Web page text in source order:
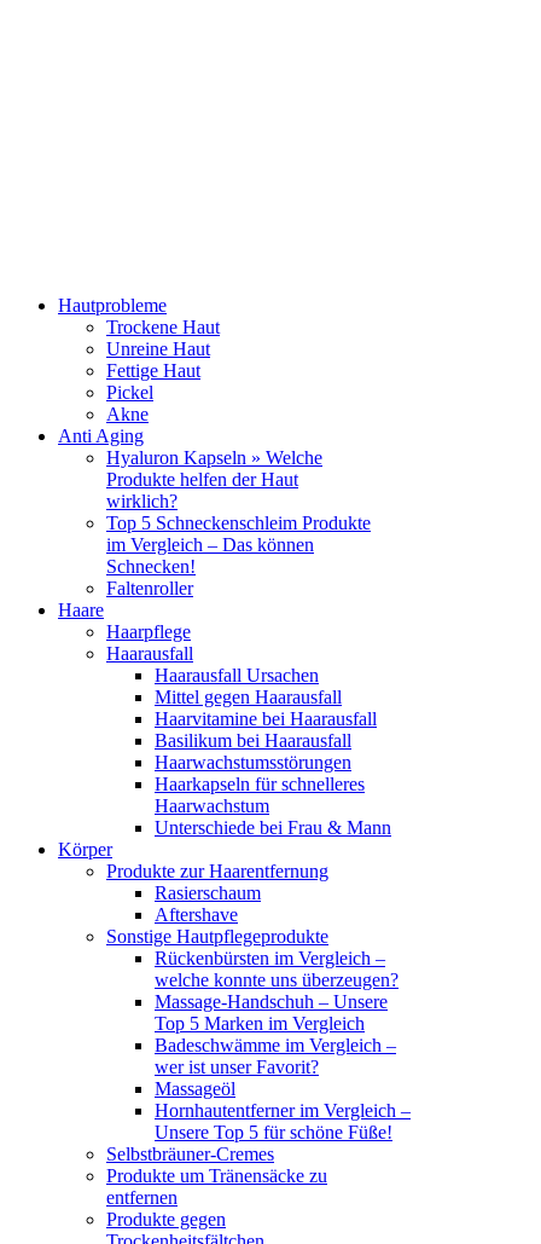
Hautprobleme
Trockene Haut
Unreine Haut
Fettige Haut
Pickel
Akne
Anti Aging
Hyaluron Kapseln » Welche
Produkte helfen der Haut
wirklich?
Top 5 Schneckenschleim Produkte
im Vergleich – Das können
Schnecken!
Faltenroller
Haare
Haarpflege
Haarausfall
Haarausfall Ursachen
Mittel gegen Haarausfall
Haarvitamine bei Haarausfall
Basilikum bei Haarausfall
Haarwachstumsstörungen
Haarkapseln für schnelleres
Haarwachstum
Unterschiede bei Frau & Mann
Körper
Produkte zur Haarentfernung
Rasierschaum
Aftershave
Sonstige Hautpflegeprodukte
Rückenbürsten im Vergleich –
welche konnte uns überzeugen?
Massage-Handschuh – Unsere
Top 5 Marken im Vergleich
Badeschwämme im Vergleich –
wer ist unser Favorit?
Massageöl
Hornhautentferner im Vergleich –
Unsere Top 5 für schöne Füße!
Selbstbräuner-Cremes
Produkte um Tränensäcke zu
entfernen
Produkte gegen